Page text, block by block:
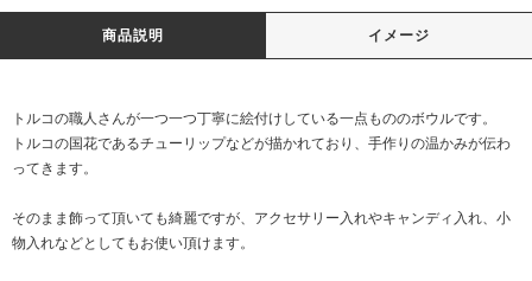
商品説明 イメージ
トルコの職人さんが一つ一つ丁寧に絵付けしている一点もののボウルです。
トルコの国花であるチューリップなどが描かれており、手作りの温かみが伝わ
ってきます。
そのまま飾って頂いても綺麗ですが、アクセサリー入れやキャンディ入れ、小
物入れなどとしてもお使い頂けます。